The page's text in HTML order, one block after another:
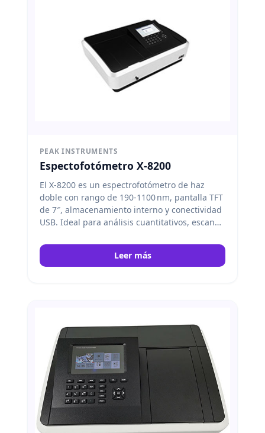
PEAK INSTRUMENTS
Espectofotómetro X-8200
El X-8200 es un espectrofotómetro de haz
doble con rango de 190-1100 nm, pantalla TFT
de 7″, almacenamiento interno y conectividad
USB. Ideal para análisis cuantitativos, escaneo
ADN/RNA/proteínas. Peak Instruments
Leer más